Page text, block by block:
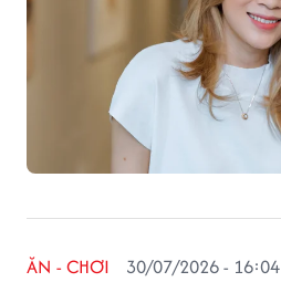
ĂN - CHƠI 30/07/2026 - 16:04